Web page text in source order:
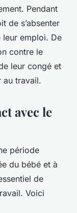
Pendant
de s’absenter
leur emploi. De
contre le
leur congé et
au travail.
avec le
période
du bébé et à
de
Voici